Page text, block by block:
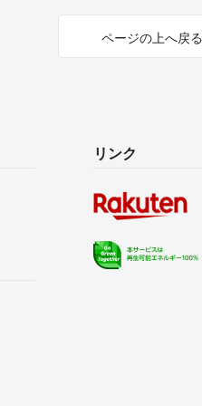
ページの上へ戻る
リンク